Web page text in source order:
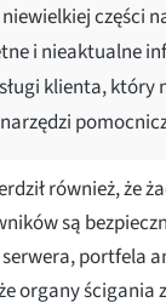
niewielkiej części
i nieaktualne
klienta, który
również, że
są
portfela
organy